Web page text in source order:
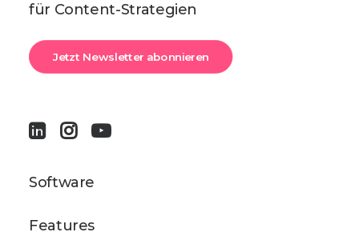
für Content-Strategien
Jetzt Newsletter abonnieren
Software
Features